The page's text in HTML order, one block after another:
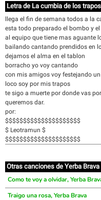
Letra de La cumbia de los trapos
llega el fin de semana todos a la
esta todo preparado el bombo y
al equipo que tiene mas aguante
bailando cantando prendidos en
dejamos el alma en el tablon
borracho yo voy cantando
con mis amigos voy festejando
loco soy por mis trapos
te sigo a muerte por donde vas
queremos dar.
por:
$$$$$$$$$$$$$$$$$$$$$
$ Leotramun $
$$$$$$$$$$$$$$$$$$$$$
Otras canciones de Yerba Brava
Como te voy a olvidar, Yerba
Traigo una rosa, Yerba Brava